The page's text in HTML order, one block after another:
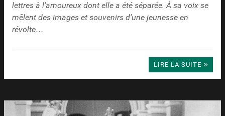
lettres à l’amoureux dont elle a été séparée. À sa voix se
mêlent des images et souvenirs d’une jeunesse en
révolte…
LIRE LA SUITE